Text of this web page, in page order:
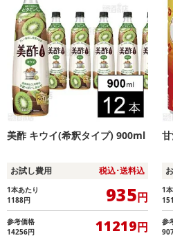
美酢 キウイ(希釈タイプ) 900ml
お試し費用 税込･送料込
1本あたり
1188円 935円
参考価格
14256円
11219円
1
参